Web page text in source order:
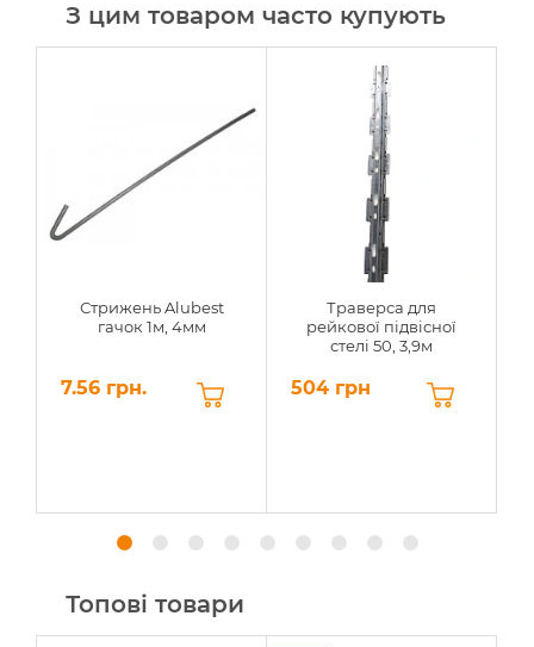
З цим товаром часто купують
Стрижень Alubest
гачок 1м, 4мм
7.56 грн.
Траверса для
рейкової підвісної
стелі 50, 3,9м
504 грн
Топові товари